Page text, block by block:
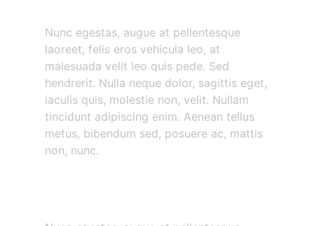
Nunc egestas, augue at pellentesque
laoreet, felis eros vehicula leo, at
malesuada velit leo quis pede. Sed
hendrerit. Nulla neque dolor, sagittis eget,
iaculis quis, molestie non, velit. Nullam
tincidunt adipiscing enim. Aenean tellus
metus, bibendum sed, posuere ac, mattis
non, nunc.